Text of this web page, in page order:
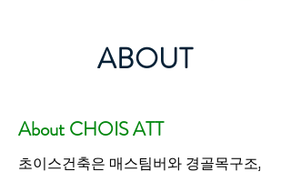
ABOUT
About CHOIS ATT
초이스건축은 매스팀버와 경골목구조,